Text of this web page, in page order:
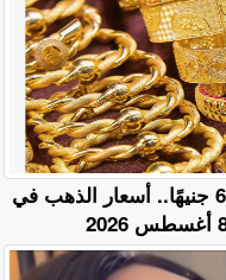
عيار 24 يسجل 6834 جنيهًا.. أسعار الذهب في